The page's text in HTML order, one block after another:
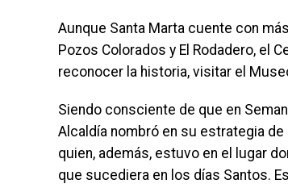
Aunque Santa Marta cuente con
Pozos Colorados y El Rodadero, el
reconocer la historia, visitar el
Siendo consciente de que en
Alcaldía nombró en su estrategia
quien, además, estuvo en el lugar
que sucediera en los días Santos.